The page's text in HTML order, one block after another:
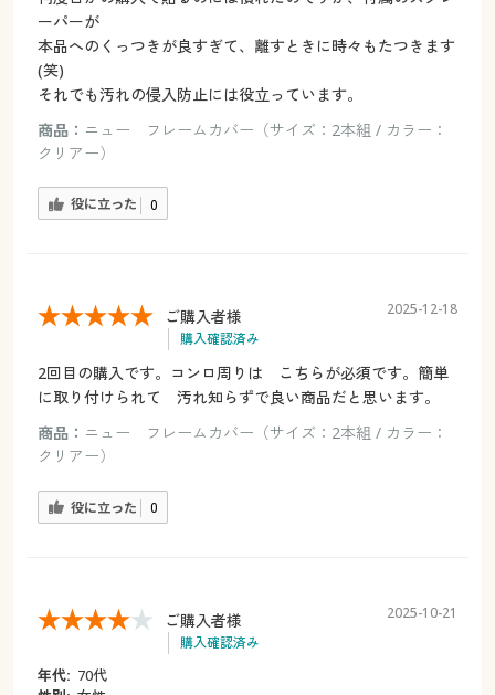
ーパーが
本品へのくっつきが良すぎて、離すときに時々もたつきます
(笑)
それでも汚れの侵入防止には役立っています。
商品： ニュー フレームカバー（サイズ：2本組 / カラー：
クリアー）
役に立った 0
ご購入者様
購入確認済み
2025-12-18
2回目の購入です。コンロ周りは こちらが必須です。簡単
に取り付けられて 汚れ知らずで良い商品だと思います。
商品： ニュー フレームカバー（サイズ：2本組 / カラー：
クリアー）
役に立った 0
ご購入者様
購入確認済み
2025-10-21
年代: 70代